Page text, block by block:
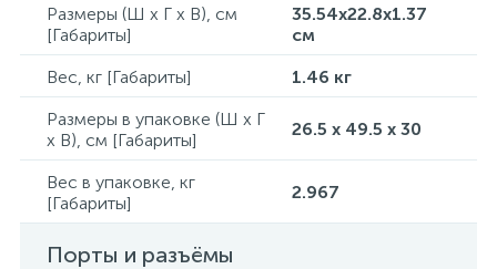
Размеры (Ш x Г x В), см
[Габариты]
35.54x22.8x1.37
см
Вес, кг [Габариты]
1.46 кг
Размеры в упаковке (Ш x Г
x В), см [Габариты]
26.5 x 49.5 x 30
Вес в упаковке, кг
[Габариты]
2.967
Порты и разъёмы